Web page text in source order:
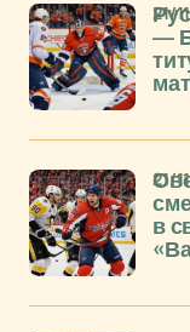
—
21/
в
21/